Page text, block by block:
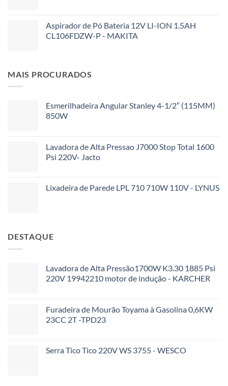
Aspirador de Pó Bateria 12V LI-ION 1.5AH
CL106FDZW-P - MAKITA
MAIS PROCURADOS
Esmerilhadeira Angular Stanley 4-1/2″ (115MM)
850W
Lavadora de Alta Pressao J7000 Stop Total 1600
Psi 220V- Jacto
Lixadeira de Parede LPL 710 710W 110V - LYNUS
DESTAQUE
Lavadora de Alta Pressão1700W K3.30 1885 Psi
220V 19942210 motor de indução - KARCHER
Furadeira de Mourão Toyama à Gasolina 0,6KW
23CC 2T -TPD23
Serra Tico Tico 220V WS 3755 - WESCO